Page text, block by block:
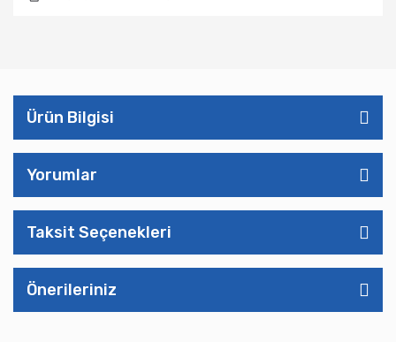
Ürün Bilgisi
Yorumlar
Taksit Seçenekleri
Önerileriniz